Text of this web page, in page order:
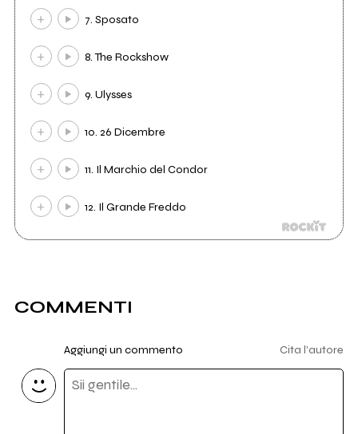
7. Sposato
8. The Rockshow
9. Ulysses
10. 26 Dicembre
11. Il Marchio del Condor
12. Il Grande Freddo
COMMENTI
Aggiungi un commento Cita l'autore